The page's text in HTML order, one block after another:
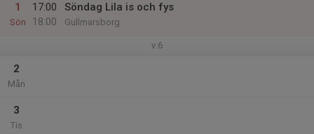
1
Sön
17:00
18:00
Söndag Lila is och fys
Gullmarsborg
v.6
2
Mån
3
Tis